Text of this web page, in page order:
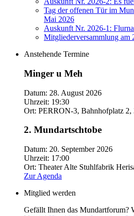
Tag der offenen Tür im
Mai 2026
Auskunft Nr. 2026-1:
Mitgliederversammlung am
Anstehende Termine
Minger u Meh
Datum: 28. August 2026
Uhrzeit: 19:30
Ort: PERRON-3, Bahnhofplatz 2,
2. Mundartschtobe
Datum: 20. September 2026
Uhrzeit: 17:00
Ort: Theater Alte Stuhlfabrik
Zur Agenda
Mitglied werden
Gefällt Ihnen das Mundartforum?